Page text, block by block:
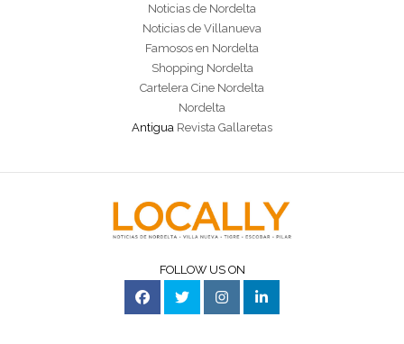
Noticias de Nordelta
Noticias de Villanueva
Famosos en Nordelta
Shopping Nordelta
Cartelera Cine Nordelta
Nordelta
Antigua Revista Gallaretas
FOLLOW US ON